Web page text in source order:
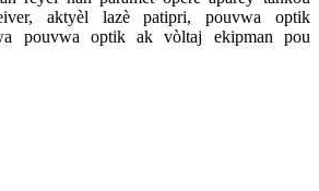
aktyèl lazè patipri, pouvwa optik
pouvwa optik ak vòltaj ekipman pou